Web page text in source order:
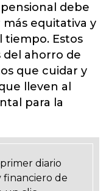
debe
equitativa y
tiempo. Estos
del ahorro de
que cuidar y
lleven al
para la
diario
financiero de